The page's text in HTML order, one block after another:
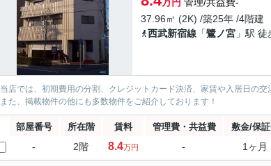
37.96㎡ (2K) /築25年 /4階建
西武新宿線 「鷺ノ宮 」駅
当店では、初期費用の分割、クレジットカード決済、家賃や入居日の
また、掲載物件の他にも多数物件をご紹介しております！
部屋番号 所在階 賃料 管理費・共益費 敷金/保
- 2階 8.4万円 - 1ヶ月